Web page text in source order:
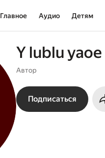
Главное Аудио Детям
Y lublu yaoe
Автор
Подписаться